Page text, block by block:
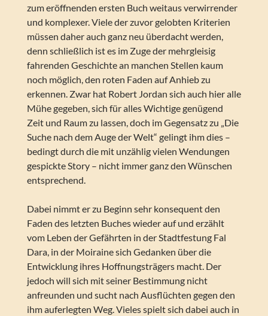
zum eröffnenden ersten Buch weitaus verwirrender
und komplexer. Viele der zuvor gelobten Kriterien
müssen daher auch ganz neu überdacht werden,
denn schließlich ist es im Zuge der mehrgleisig
fahrenden Geschichte an manchen Stellen kaum
noch möglich, den roten Faden auf Anhieb zu
erkennen. Zwar hat Robert Jordan sich auch hier alle
Mühe gegeben, sich für alles Wichtige genügend
Zeit und Raum zu lassen, doch im Gegensatz zu „Die
Suche nach dem Auge der Welt“ gelingt ihm dies –
bedingt durch die mit unzählig vielen Wendungen
gespickte Story – nicht immer ganz den Wünschen
entsprechend.
Dabei nimmt er zu Beginn sehr konsequent den
Faden des letzten Buches wieder auf und erzählt
vom Leben der Gefährten in der Stadtfestung Fal
Dara, in der Moiraine sich Gedanken über die
Entwicklung ihres Hoffnungsträgers macht. Der
jedoch will sich mit seiner Bestimmung nicht
anfreunden und sucht nach Ausflüchten gegen den
ihm auferlegten Weg. Vieles spielt sich dabei auch in